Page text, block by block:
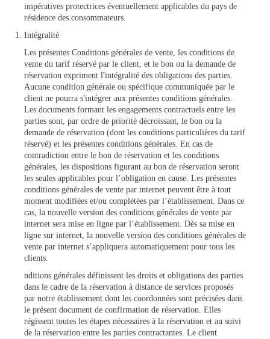
impératives protectrices éventuellement applicables du pays de
résidence des consommateurs.
Intégralité
Les présentes Conditions générales de vente, les conditions de
vente du tarif réservé par le client, et le bon ou la demande de
réservation expriment l'intégralité des obligations des parties.
Aucune condition générale ou spécifique communiquée par le
client ne pourra s'intégrer aux présentes conditions générales.
Les documents formant les engagements contractuels entre les
parties sont, par ordre de priorité décroissant, le bon ou la
demande de réservation (dont les conditions particulières du tarif
réservé) et les présentes conditions générales. En cas de
contradiction entre le bon de réservation et les conditions
générales, les dispositions figurant au bon de réservation seront
les seules applicables pour l’obligation en cause. Les présentes
conditions générales de vente par internet peuvent être à tout
moment modifiées et/ou complétées par l’établissement. Dans ce
cas, la nouvelle version des conditions générales de vente par
internet sera mise en ligne par l’établissement. Dès sa mise en
ligne sur internet, la nouvelle version des conditions générales de
vente par internet s’appliquera automatiquement pour tous les
clients.
nditions générales définissent les droits et obligations des parties
dans le cadre de la réservation à distance de services proposés
par notre établissement dont les coordonnées sont précisées dans
le présent document de confirmation de réservation. Elles
régissent toutes les étapes nécessaires à la réservation et au suivi
de la réservation entre les parties contractantes. Le client